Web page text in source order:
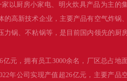
以厨房小家电、明火炊具产品为主的
高新技术企业，主要产品有空气炸锅、
力锅、不粘锅等，是目前国内领先的厨
亿元，拥有员工3000余名，厂区总占地
年公司实现产值超26亿元，主要产品